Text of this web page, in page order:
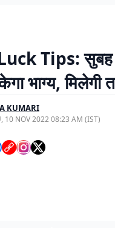
Tips: सुबह
भाग्य, मिलेगी
KUMARI
10 NOV 2022 08:23 AM (IST)